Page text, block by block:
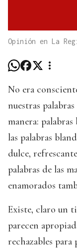
Opinión en La
No era
nuestras
manera:
las palabras
dulce,
palabras de las
enamorados
Existe, claro un
parecen
rechazables